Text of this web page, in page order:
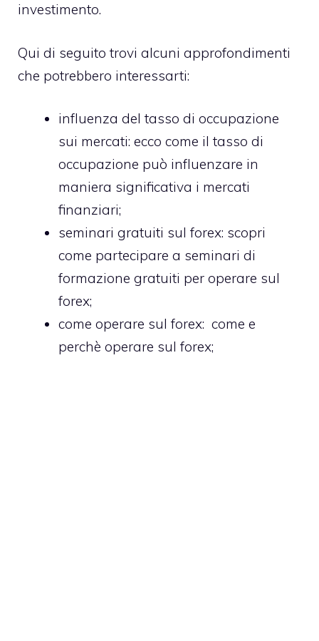
investimento.
Qui di seguito trovi alcuni approfondimenti
che potrebbero interessarti:
influenza del tasso di occupazione
sui mercati: ecco come il tasso di
occupazione può influenzare in
maniera significativa i mercati
finanziari;
seminari gratuiti sul forex: scopri
come partecipare a seminari di
formazione gratuiti per operare sul
forex;
come operare sul forex: come e
perchè operare sul forex;